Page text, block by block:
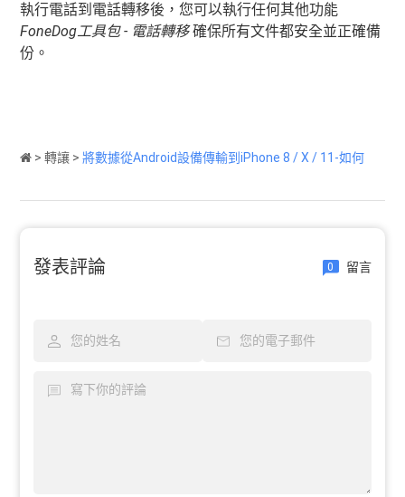
執行電話到電話轉移後，您可以執行任何其他功能
FoneDog工具包 - 電話轉移確保所有文件都安全並正確備
份。
>轉讓 >將數據從Android設備傳輸到iPhone 8 / X / 11-如何
發表評論 0 留言